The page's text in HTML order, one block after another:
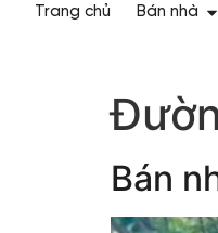
Trang chủ Bán nhà
Bán